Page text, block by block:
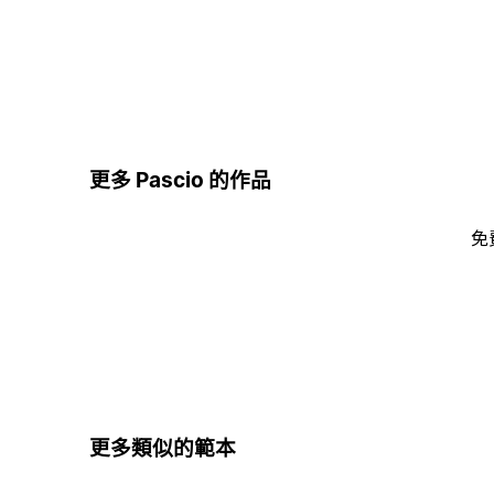
更多 Pascio 的作品
免
更多類似的範本